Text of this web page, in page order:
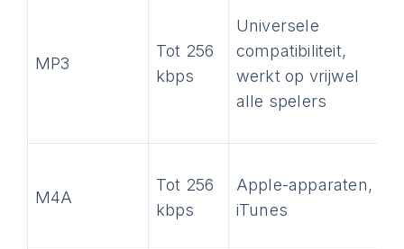
MP3
Tot 256
kbps
Universele
compatibiliteit,
werkt op vrijwel
alle spelers
M4A
Tot 256
kbps
Apple-apparaten,
iTunes